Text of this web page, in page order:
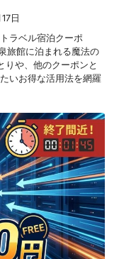
日
ラベル宿泊クーポ
旅館に泊まれる魔法の
りや、他のクーポンと
いお得な活用法を網羅